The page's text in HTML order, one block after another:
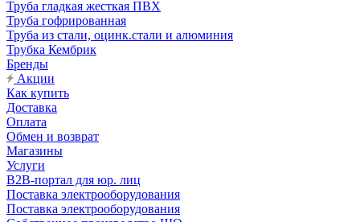
Труба гладкая жесткая ПВХ
Труба гофрированная
Труба из стали, оцинк.стали и алюминия
Трубка Кембрик
Бренды
Акции
Как купить
Доставка
Оплата
Обмен и возврат
Магазины
Услуги
B2B-портал для юр. лиц
Поставка электрооборудования
Поставка электрооборудования